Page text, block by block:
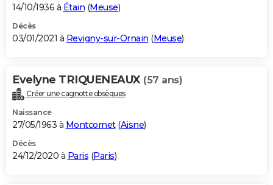
14/10/1936 à Étain (Meuse)
Décès
03/01/2021 à Revigny-sur-Ornain (Meuse)
Evelyne TRIQUENEAUX (57 ans)
Créer une cagnotte obsèques
Naissance
27/05/1963 à Montcornet(Aisne)
Décès
24/12/2020 à Paris (Paris)